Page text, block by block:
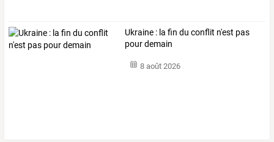
Ukraine : la fin du conflit n'est pas
pour demain
8 août 2026